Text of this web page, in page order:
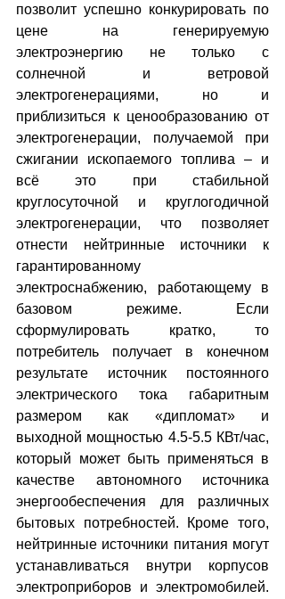
позволит успешно конкурировать по
цене на генерируемую
электроэнергию не только с
солнечной и ветровой
электрогенерациями, но и
приблизиться к ценообразованию от
электрогенерации, получаемой при
сжигании ископаемого топлива – и
всё это при стабильной
круглосуточной и круглогодичной
электрогенерации, что позволяет
отнести нейтринные источники к
гарантированному
электроснабжению, работающему в
базовом режиме. Если
сформулировать кратко, то
потребитель получает в конечном
результате источник постоянного
электрического тока габаритным
размером как «дипломат» и
выходной мощностью 4.5-5.5 КВт/час,
который может быть применяться в
качестве автономного источника
энергообеспечения для различных
бытовых потребностей. Кроме того,
нейтринные источники питания могут
устанавливаться внутри корпусов
электроприборов и электромобилей.